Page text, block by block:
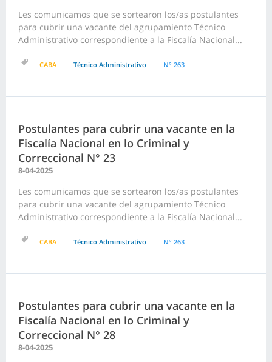
Les comunicamos que se sortearon los/as postulantes
para cubrir una vacante del agrupamiento Técnico
Administrativo correspondiente a la Fiscalía Nacional...
CABA Técnico Administrativo N° 263
Postulantes para cubrir una vacante en la
Fiscalía Nacional en lo Criminal y
Correccional N° 23
8-04-2025
Les comunicamos que se sortearon los/as postulantes
para cubrir una vacante del agrupamiento Técnico
Administrativo correspondiente a la Fiscalía Nacional...
CABA Técnico Administrativo N° 263
Postulantes para cubrir una vacante en la
Fiscalía Nacional en lo Criminal y
Correccional N° 28
8-04-2025